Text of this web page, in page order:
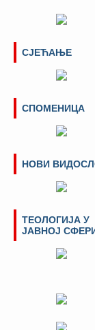
СЈЕЋАЊЕ
СПОМЕНИЦА
НОВИ
ТЕОЛОГИЈА У
ЈАВНОЈ